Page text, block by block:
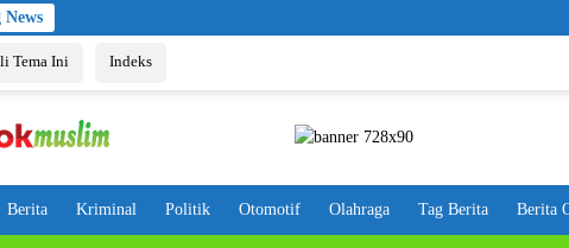
Tema Ini Indeks
Berita Kriminal Politik Otomotif Olahraga Tag Berita Berita